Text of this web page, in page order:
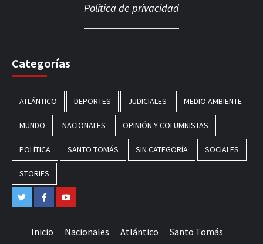
Política de privacidad
Categorías
ATLÁNTICO DEPORTES JUDICIALES MEDIO AMBIENTE
MUNDO NACIONALES OPINIÓN Y COLUMNISTAS
POLÍTICA SANTO TOMÁS SIN CATEGORÍA SOCIALES
STORIES
TwitterFacebook
Inicio Nacionales Atlántico Santo Tomás